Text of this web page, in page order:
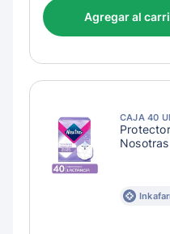
Agregar al
CAJA 40
Nosotras